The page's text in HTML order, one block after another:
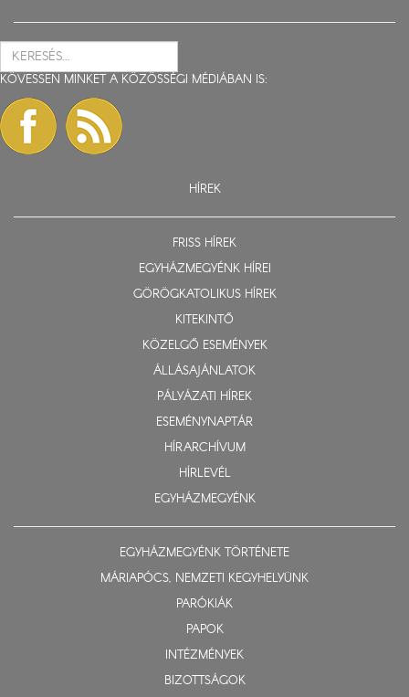
KÖVESSEN MINKET A KÖZÖSSÉGI MÉDIÁBAN IS:
HÍREK
FRISS HÍREK
EGYHÁZMEGYÉNK HÍREI
GÖRÖGKATOLIKUS HÍREK
KITEKINTŐ
KÖZELGŐ ESEMÉNYEK
ÁLLÁSAJÁNLATOK
PÁLYÁZATI HÍREK
ESEMÉNYNAPTÁR
HÍRARCHÍVUM
HÍRLEVÉL
EGYHÁZMEGYÉNK
EGYHÁZMEGYÉNK TÖRTÉNETE
MÁRIAPÓCS, NEMZETI KEGYHELYÜNK
PARÓKIÁK
PAPOK
INTÉZMÉNYEK
BIZOTTSÁGOK